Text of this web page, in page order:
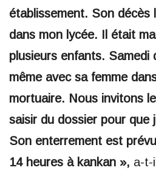
établissement. Son décès
dans mon lycée. Il était
plusieurs enfants. Samedi
même avec sa femme
mortuaire. Nous invitons
saisir du dossier pour que
Son enterrement est
14 heures à kankan », a-t-